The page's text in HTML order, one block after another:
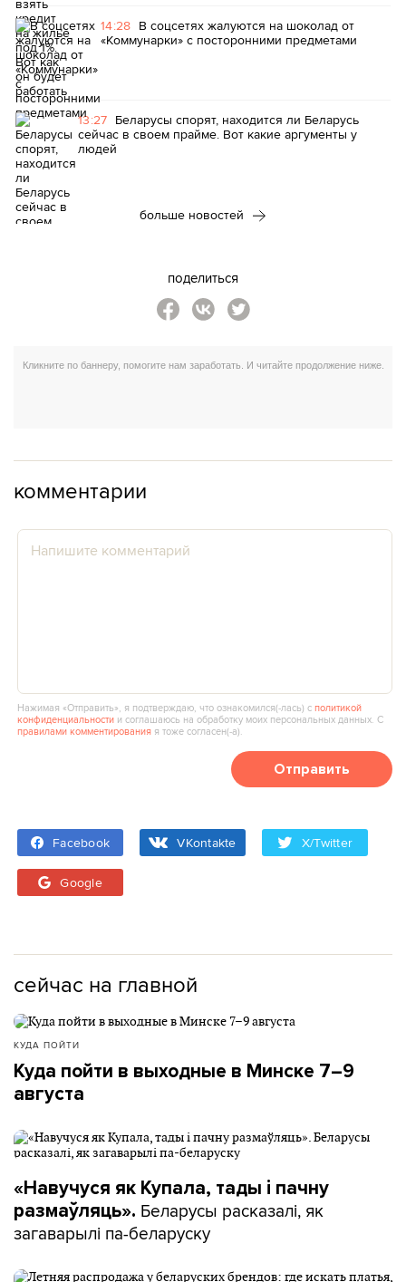
14:28 В соцсетях жалуются на шоколад от
«Коммунарки» с посторонними предметами
13:27 Беларусы спорят, находится ли Беларусь
сейчас в своем прайме. Вот какие аргументы у
людей
больше новостей
поделиться
комментарии
Нажимая «Отправить», я подтверждаю, что ознакомился(‑лась) сполитикой
конфиденциальности и соглашаюсь на обработку моих персональных данных. С
правилами комментирования я тоже согласен(‑а).
Отправить
Facebook VKontakte X/Twitter
Google
сейчас на главной
КУДА ПОЙТИ
Куда пойти в выходные в Минске 7–9
августа
«Навучуся як Купала, тады і пачну
размаўляць». Беларусы расказалі, як
загаварылі па-беларуску